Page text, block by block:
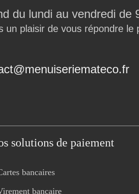
du lundi au vendredi
un plaisir de vous répondre le
solutions de paiement
bancaires
bancaire